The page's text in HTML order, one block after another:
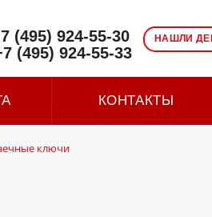
НАШЛИ
(495) 924-55-30
(495) 924-55-33
КОНТАКТЫ
ключи